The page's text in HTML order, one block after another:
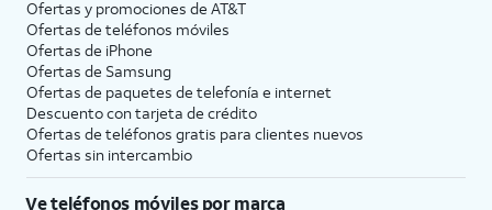
Ofertas y promociones de AT&T
Ofertas de teléfonos móviles
Ofertas de iPhone
Ofertas de Samsung
Ofertas de paquetes de telefonía e internet
Descuento con tarjeta de crédito
Ofertas de teléfonos gratis para clientes nuevos
Ofertas sin intercambio
Ve teléfonos móviles por marca